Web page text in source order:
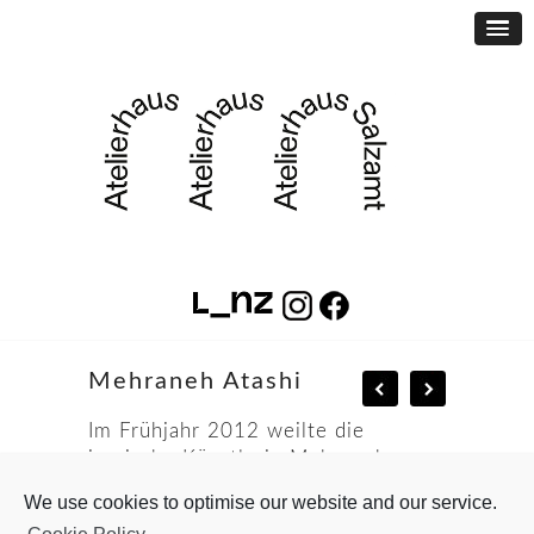
Mehraneh Atashi
Im Frühjahr 2012 weilte die
iranische Künstlerin Mehraneh
sie ihre Beiträge zur Ausstellung “ In
We use cookies to optimise our website and our service.